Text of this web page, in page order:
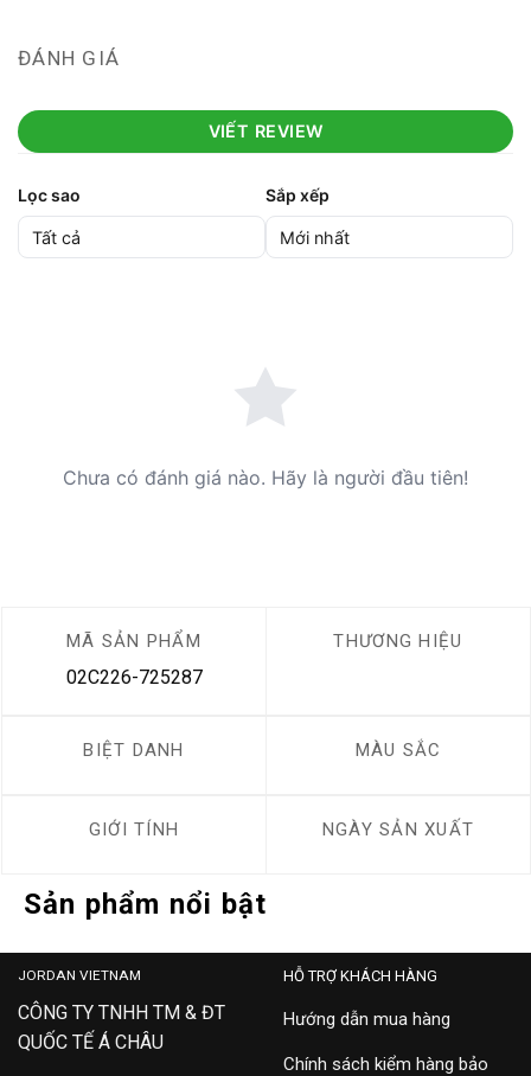
ĐÁNH GIÁ
VIẾT REVIEW
Lọc sao Sắp xếp
Chưa có đánh giá nào. Hãy là người đầu tiên!
MÃ SẢN PHẨM
02C226-725287
THƯƠNG HIỆU
BIỆT DANH MÀU SẮC
GIỚI TÍNH NGÀY SẢN XUẤT
Sản phẩm nổi bật
JORDAN VIETNAM
CÔNG TY TNHH TM & ĐT
QUỐC TẾ Á CHÂU
HỖ TRỢ KHÁCH HÀNG
Hướng dẫn mua hàng
Chính sách kiểm hàng bảo